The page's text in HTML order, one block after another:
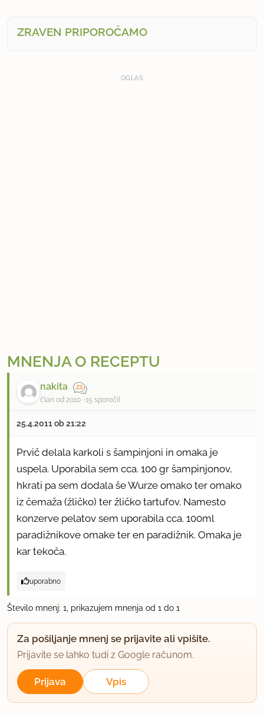
ZRAVEN PRIPOROČAMO
OGLAS
MNENJA O RECEPTU
nakita
član od 2010 15 sporočil
25.4.2011 ob 21:22
Prvič delala karkoli s šampinjoni in omaka je
uspela. Uporabila sem cca. 100 gr šampinjonov,
hkrati pa sem dodala še Wurze omako ter omako
iz čemaža (žličko) ter žličko tartufov. Namesto
konzerve pelatov sem uporabila cca. 100ml
paradižnikove omake ter en paradižnik. Omaka je
kar tekoča.
uporabno
Število mnenj: 1, prikazujem mnenja od 1 do 1
Za pošiljanje mnenj se prijavite ali vpišite.
Prijavite se lahko tudi z Google računom.
Prijava Vpis